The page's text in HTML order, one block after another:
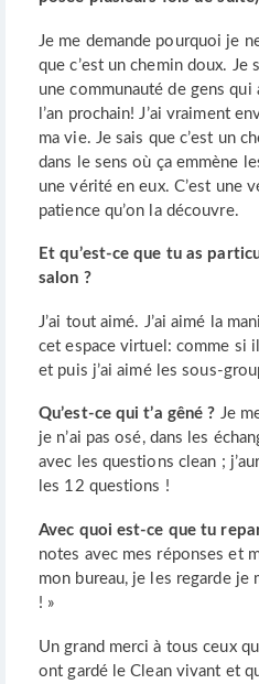
Je me demande pourquoi je
que c’est un chemin doux. Je
une communauté de gens qui
l’an prochain! J’ai vraiment
ma vie. Je sais que c’est un
dans le sens où ça emmène
une vérité en eux. C’est une
patience qu’on la découvre.
Et qu’est-ce que tu as
salon ?
J’ai tout aimé. J’ai aimé la
cet espace virtuel: comme si
et puis j’ai aimé les sous-
Qu’est-ce qui t’a gêné ? Je
je n’ai pas osé, dans les
avec les questions clean ;
les 12 questions !
Avec quoi est-ce que tu
notes avec mes réponses et
mon bureau, je les regarde je
! »
Un grand merci à tous ceux
ont gardé le Clean vivant et